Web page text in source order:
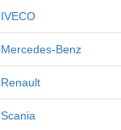
IVECO
Mercedes-Benz
Renault
Scania